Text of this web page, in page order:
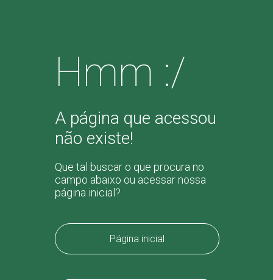
Hmm :/
A página que acessou
não existe!
Que tal buscar o que procura no
campo abaixo ou acessar nossa
página inicial?
Página inicial